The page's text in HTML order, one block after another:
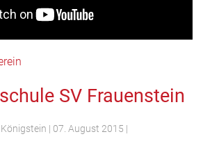
SV Frauenstein
| 07. August 2015 |